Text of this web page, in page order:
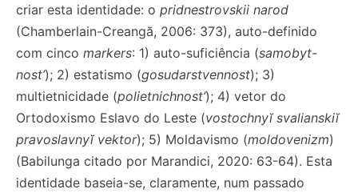
criar esta identidade: o pridnestrovskii narod
(Chamberlain-Creangă, 2006: 373), auto-definido
com cinco markers: 1) auto-suficiência (samobyt-
nost’); 2) estatismo (gosudarstvennost); 3)
multietnicidade (polietnichnost’); 4) vetor do
Ortodoxismo Eslavo do Leste (vostochnyĭ svalianskiĭ
pravoslavnyĭ vektor); 5) Moldavismo (moldovenizm)
(Babilunga citado por Marandici, 2020: 63-64). Esta
identidade baseia-se, claramente, num passado